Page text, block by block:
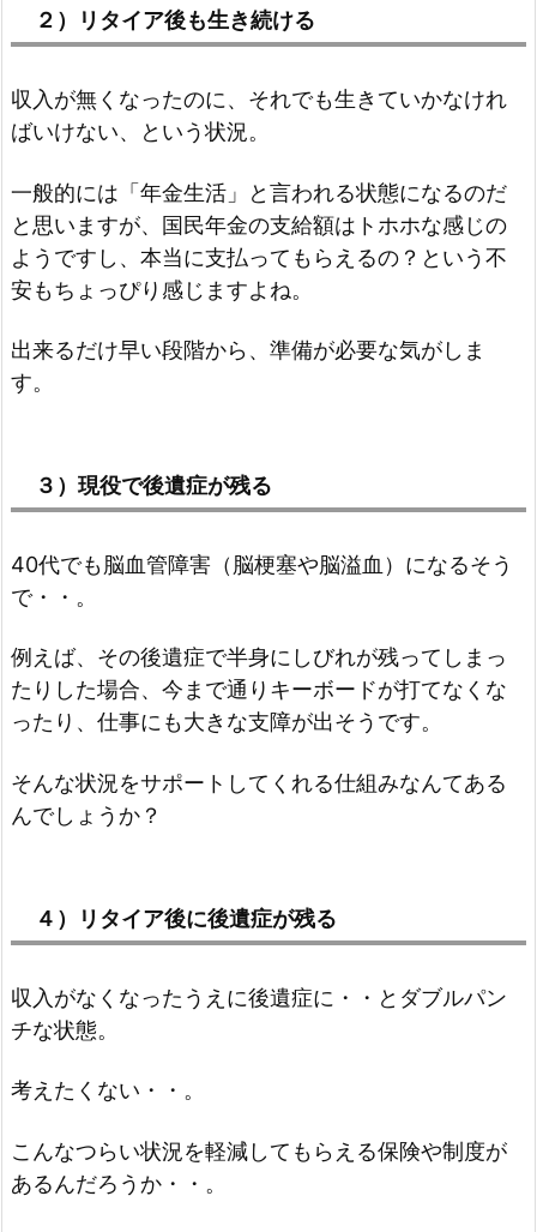
２）リタイア後も生き続ける
収入が無くなったのに、それでも生きていかなけれ
ばいけない、という状況。
一般的には「年金生活」と言われる状態になるのだ
と思いますが、国民年金の支給額はトホホな感じの
ようですし、本当に支払ってもらえるの？という不
安もちょっぴり感じますよね。
出来るだけ早い段階から、準備が必要な気がしま
す。
３）現役で後遺症が残る
40代でも脳血管障害（脳梗塞や脳溢血）になるそう
で・・。
例えば、その後遺症で半身にしびれが残ってしまっ
たりした場合、今まで通りキーボードが打てなくな
ったり、仕事にも大きな支障が出そうです。
そんな状況をサポートしてくれる仕組みなんてある
んでしょうか？
４）リタイア後に後遺症が残る
収入がなくなったうえに後遺症に・・とダブルパン
チな状態。
考えたくない・・。
こんなつらい状況を軽減してもらえる保険や制度が
あるんだろうか・・。